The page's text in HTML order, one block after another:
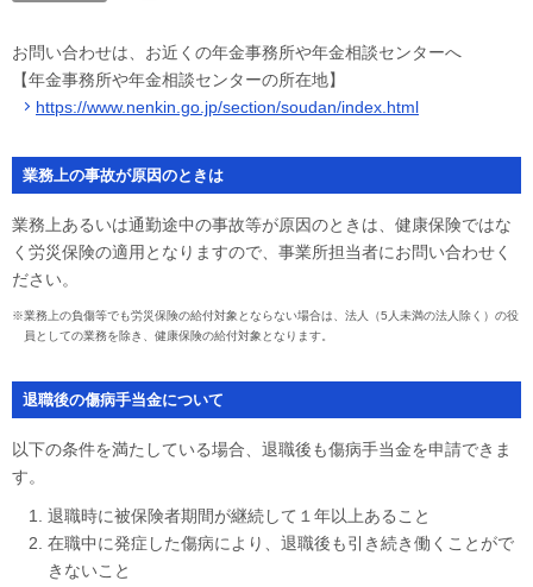
お問い合わせは、お近くの年金事務所や年金相談センターへ
【年金事務所や年金相談センターの所在地】
https://www.nenkin.go.jp/section/soudan/index.html
業務上の事故が原因のときは
業務上あるいは通勤途中の事故等が原因のときは、健康保険ではな
く労災保険の適用となりますので、事業所担当者にお問い合わせく
ださい。
※業務上の負傷等でも労災保険の給付対象とならない場合は、法人（5人未満の法人除く）の役
員としての業務を除き、健康保険の給付対象となります。
退職後の傷病手当金について
以下の条件を満たしている場合、退職後も傷病手当金を申請できま
す。
退職時に被保険者期間が継続して１年以上あること
在職中に発症した傷病により、退職後も引き続き働くことがで
きないこと